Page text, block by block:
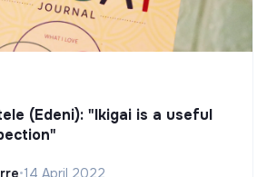
(Edeni): "Ikigai is a useful